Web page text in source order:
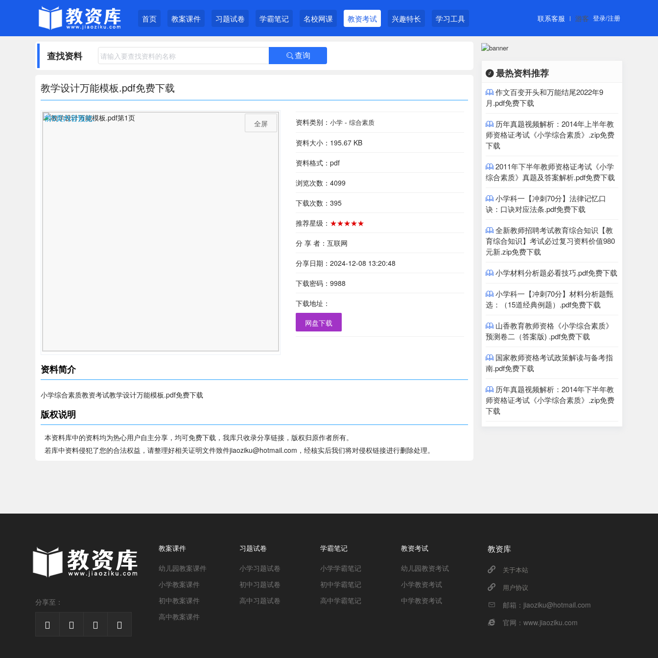
首页 教案课件 习题试卷 学霸笔记 名校网课 教资考试 兴趣特长 学习工具 游客 登录/注册
联系客服
查找资料  查询
教学设计万能模板.pdf免费下载
前5页内容预览:
全屏 资料类别： 小学 - 综合素质
资料大小：195.67 KB
资料格式：pdf
浏览次数：4099
下载次数：395
推荐星级： ★★★★★
分 享 者：互联网
分享日期：2024-12-08 13:20:48
下载密码：9988
下载地址：
网盘下载
资料简介
小学综合素质教资考试教学设计万能模板.pdf免费下载
版权说明
本资料库中的资料均为热心用户自主分享，均可免费下载，我库只收录分享链接，版权归原作者所有。
若库中资料侵犯了您的合法权益，请整理好相关证明文件致件jiaoziku@hotmail.com，经核实后我们将对侵权链接进行删除处理。
最热资料推荐
 作文百变开头和万能结尾2022年9
月.pdf免费下载
 历年真题视频解析：2014年上半年教
师资格证考试《小学综合素质》.zip免费
下载
 2011年下半年教师资格证考试《小学
综合素质》真题及答案解析.pdf免费下载
 小学科一【冲刺70分】法律记忆口
诀：口诀对应法条.pdf免费下载
 全新教师招聘考试教育综合知识【教
育综合知识】考试必过复习资料价值980
元新.zip免费下载
 小学材料分析题必看技巧.pdf免费下载
 小学科一【冲刺70分】材料分析题甄
选：（15道经典例题）.pdf免费下载
 山香教育教师资格《小学综合素质》
预测卷二（答案版) .pdf免费下载
 国家教师资格考试政策解读与备考指
南.pdf免费下载
 历年真题视频解析：2014年下半年教
师资格证考试《小学综合素质》.zip免费
下载
分享至：
   
教案课件
幼儿园教案课件
小学教案课件
初中教案课件
高中教案课件
习题试卷
小学习题试卷
初中习题试卷
高中习题试卷
学霸笔记
小学学霸笔记
初中学霸笔记
高中学霸笔记
教资考试
幼儿园教资考试
小学教资考试
中学教资考试
教资库
关于本站
用户协议
邮箱：jiaoziku@hotmail.com
官网：www.jiaoziku.com